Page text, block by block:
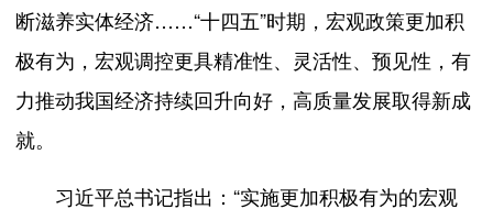
断滋养实体经济……“十四五”时期，宏观政策更加积
极有为，宏观调控更具精准性、灵活性、预见性，有
力推动我国经济持续回升向好，高质量发展取得新成
就。
习近平总书记指出：“实施更加积极有为的宏观